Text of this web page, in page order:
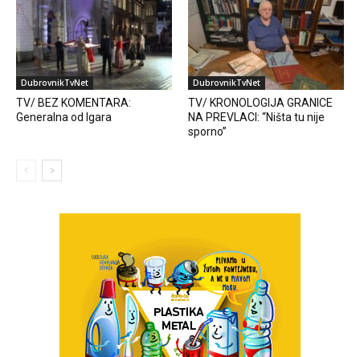
DubrovnikTvNet
TV/ BEZ KOMENTARA:
Generalna od Igara
DubrovnikTvNet
TV/ KRONOLOGIJA GRANICE
NA PREVLACI: “Ništa tu nije
sporno”